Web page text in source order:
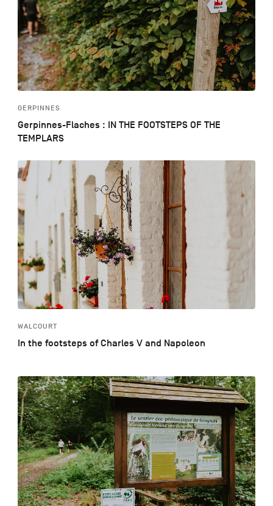
GERPINNES
Gerpinnes-Flaches : IN THE FOOTSTEPS OF THE
TEMPLARS
WALCOURT
In the footsteps of Charles V and Napoleon